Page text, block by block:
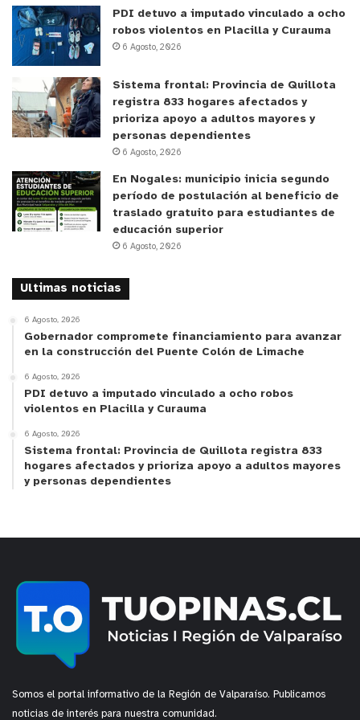
Johana Quintero de la Dirección de Vialidad de
Quillota y encargada de Emergencia Provincial
comentó que “en este minuto estamos realizando
las remarcaciones, partimos por la comuna de
Hijuelas para avanzar a las otras comunas de la
rango de los colegios y rutas por las cuales pueden
pasar eventualmente los alumnos como por
ejemplo los pasos de cebra”.
apoderados y transeúntes que deben coordinar sus
horarios de movilización con tiempo para no sufrir
retrasos y circular con precaución en las rutas que
los lleven a destino.
PDI detuvo a imputado vinculado a ocho
robos violentos en Placilla y Curauma
6 Agosto, 2026
Sistema frontal: Provincia de Quillota
registra 833 hogares afectados y
prioriza apoyo a adultos mayores y
personas dependientes
6 Agosto, 2026
En Nogales: municipio inicia segundo
período de postulación al beneficio de
traslado gratuito para estudiantes de
educación superior
6 Agosto, 2026
Ultimas noticias
6 Agosto, 2026
Gobernador compromete financiamiento para avanzar
en la construcción del Puente Colón de Limache
6 Agosto, 2026
PDI detuvo a imputado vinculado a ocho robos
violentos en Placilla y Curauma
6 Agosto, 2026
Sistema frontal: Provincia de Quillota registra 833
hogares afectados y prioriza apoyo a adultos mayores
y personas dependientes
Somos el portal informativo de la Región de Valparaíso. Publicamos
noticias de interés para nuestra comunidad.